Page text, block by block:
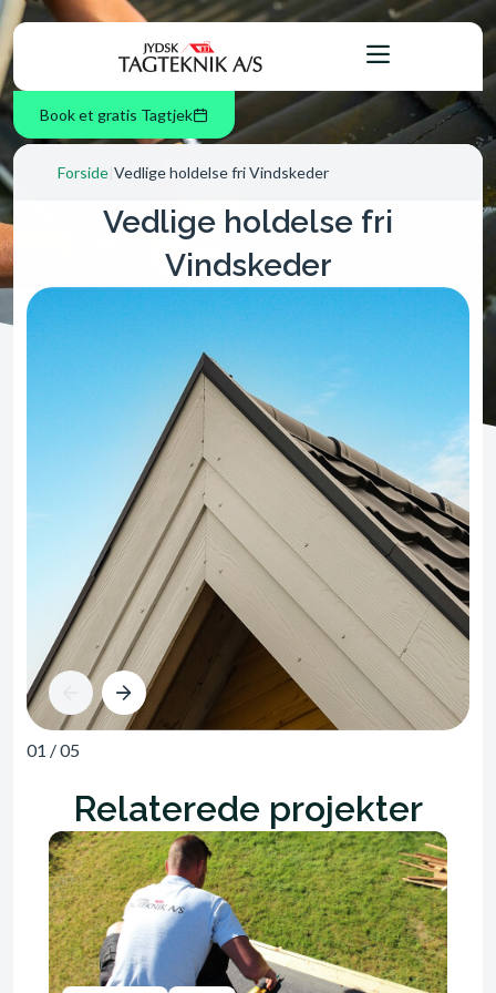
Book et gratis Tagtjek
Forside Vedlige holdelse fri Vindskeder
Vedlige holdelse fri
Vindskeder
01 /05
Relaterede projekter